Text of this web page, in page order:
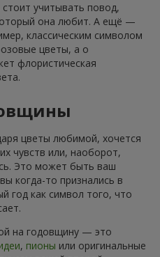
учитывать повод,
она любит. А ещё —
классическим символом
цветы, а о
флористическая
цветы любимой, хочется
чувств или, наоборот,
Это может быть ваш
когда-то признались в
год как символ того, что
на годовщину — это
, пионы или оригинальные